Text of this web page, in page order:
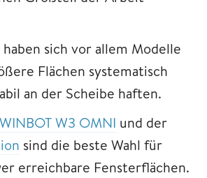
haben sich vor allem Modelle
Flächen systematisch
an der Scheibe haften.
W3 OMNI und der
sind die beste Wahl für
erreichbare Fensterflächen.